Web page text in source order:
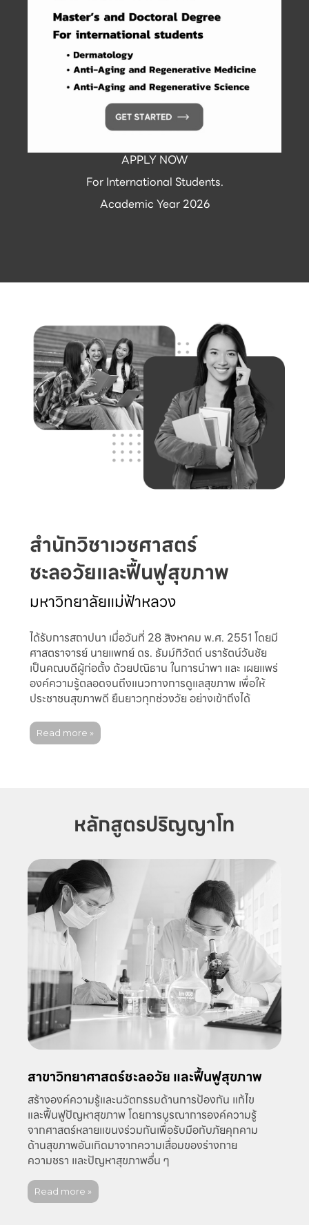
APPLY NOW
For International Students.
Academic Year 2026
สำนักวิชาเวชศาสตร์
ชะลอวัยและฟื้นฟูสุขภาพ
มหาวิทยาลัยแม่ฟ้าหลวง
ได้รับการสถาปนา เมื่อวันที่ 28 สิงหาคม พ.ศ. 2551 โดยมี
ศาสตราจารย์ นายแพทย์ ดร. ธัมม์ทิวัตถ์ นรารัตน์วันชัย
เป็นคณบดีผู้ก่อตั้ง ด้วยปณิธาน ในการนำพา และ เผยแพร่
องค์ความรู้ตลอดจนถึงแนวทางการดูแลสุขภาพ เพื่อให้
ประชาชนสุขภาพดี ยืนยาวทุกช่วงวัย อย่างเข้าถึงได้
Read more »
หลักสูตรปริญญาโท
สาขาวิทยาศาสตร์ชะลอวัย และฟื้นฟูสุขภาพ
สร้างองค์ความรู้และนวัตกรรมด้านการป้องกัน แก้ไข
และฟื้นฟูปัญหาสุขภาพ โดยการบูรณาการองค์ความรู้
จากศาสตร์หลายแขนงร่วมกันเพื่อรับมือกับภัยคุกคาม
ด้านสุขภาพอันเกิดมาจากความเสื่อมของร่างกาย
ความชรา และปัญหาสุขภาพอื่น ๆ
Read more »